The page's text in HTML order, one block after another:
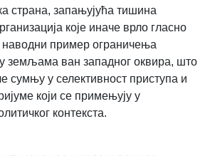
страна, запањујућа тишина
које иначе врло гласно
наводни пример ограничења
земљама ван западног оквира, што
сумњу у селективност приступа и
који се примењују у
контекста.